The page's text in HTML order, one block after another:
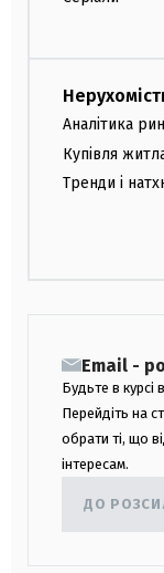
Аналітика
Купівля
Тренди і
Email -
Будьте в курсі
Перейдіть на
обрати ті, що
інтересам.
ДО